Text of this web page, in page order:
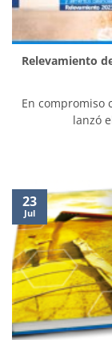
Relevamiento
En compromiso
lanzó
23
Jul